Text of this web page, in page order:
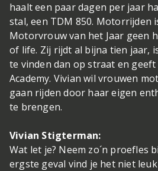
haalt een paar dagen per jaar
stal, een TDM 850. Motorrijden
Motorvrouw van het Jaar geen
of life. Zij rijdt al bijna tien jaar,
te vinden dan op straat en geeft
Academy. Vivian wil vrouwen
gaan rijden door haar eigen
te brengen.
Vivian Stigterman:
Wat let je? Neem zo´n proefles
ergste geval vind je het niet